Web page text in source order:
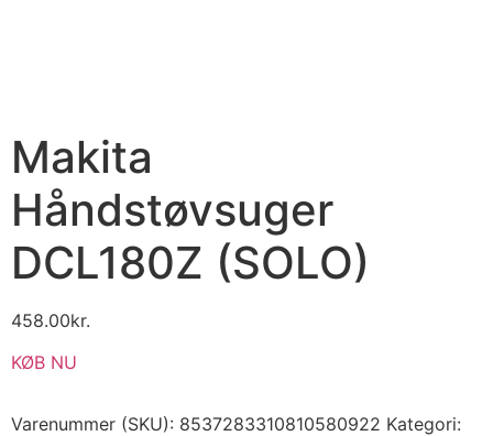
Makita
Håndstøvsuger
DCL180Z (SOLO)
458.00kr.
KØB NU
Varenummer (SKU): 8537283310810580922 Kategori: